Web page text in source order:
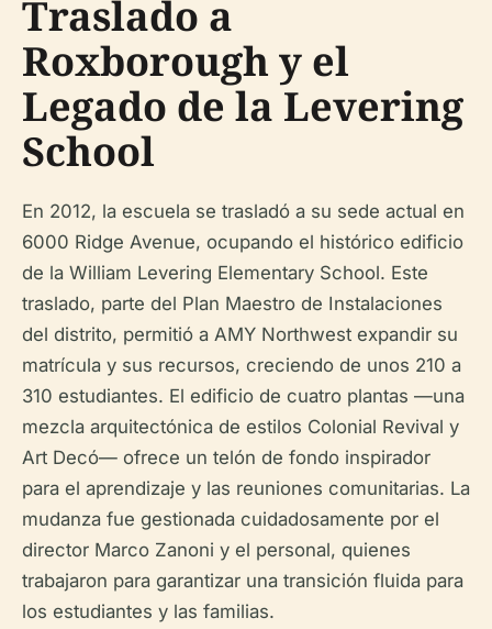
Traslado a
Roxborough y el
Legado de la Levering
School
En 2012, la escuela se trasladó a su sede actual en
6000 Ridge Avenue, ocupando el histórico edificio
de la William Levering Elementary School. Este
traslado, parte del Plan Maestro de Instalaciones
del distrito, permitió a AMY Northwest expandir su
matrícula y sus recursos, creciendo de unos 210 a
310 estudiantes. El edificio de cuatro plantas —una
mezcla arquitectónica de estilos Colonial Revival y
Art Decó— ofrece un telón de fondo inspirador
para el aprendizaje y las reuniones comunitarias. La
mudanza fue gestionada cuidadosamente por el
director Marco Zanoni y el personal, quienes
trabajaron para garantizar una transición fluida para
los estudiantes y las familias.